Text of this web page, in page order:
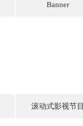
Banner
滚动式影视节目